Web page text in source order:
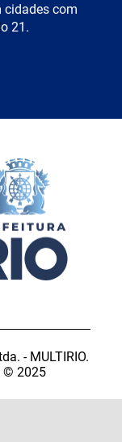
cidades com
21.
- MULTIRIO.
© 2025